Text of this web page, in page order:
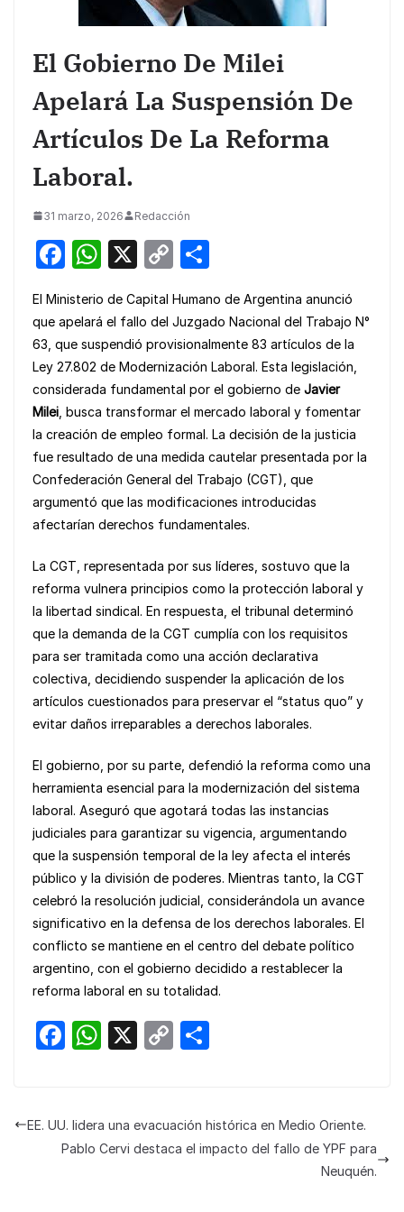
El Gobierno De Milei
Apelará La Suspensión De
Artículos De La Reforma
Laboral.
31 marzo, 2026 Redacción
F
c
e
b
o
o
k
W
at
s
A
p
p
X
C
p
y
Li
n
k
ar
e
El Ministerio de Capital Humano de Argentina anunció
que apelará el fallo del Juzgado Nacional del Trabajo N°
63, que suspendió provisionalmente 83 artículos de la
Ley 27.802 de Modernización Laboral. Esta legislación,
considerada fundamental por el gobierno de Javier
Milei , busca transformar el mercado laboral y fomentar
la creación de empleo formal. La decisión de la justicia
fue resultado de una medida cautelar presentada por la
Confederación General del Trabajo (CGT), que
argumentó que las modificaciones introducidas
afectarían derechos fundamentales.
La CGT, representada por sus líderes, sostuvo que la
reforma vulnera principios como la protección laboral y
la libertad sindical. En respuesta, el tribunal determinó
que la demanda de la CGT cumplía con los requisitos
para ser tramitada como una acción declarativa
colectiva, decidiendo suspender la aplicación de los
artículos cuestionados para preservar el “status quo” y
evitar daños irreparables a derechos laborales.
El gobierno, por su parte, defendió la reforma como una
herramienta esencial para la modernización del sistema
laboral. Aseguró que agotará todas las instancias
judiciales para garantizar su vigencia, argumentando
que la suspensión temporal de la ley afecta el interés
público y la división de poderes. Mientras tanto, la CGT
celebró la resolución judicial, considerándola un avance
significativo en la defensa de los derechos laborales. El
conflicto se mantiene en el centro del debate político
argentino, con el gobierno decidido a restablecer la
reforma laboral en su totalidad.
F
e
b
W
s
A
X
C
y
Li
e
EE. UU. lidera una evacuación histórica en Medio Oriente.
Pablo Cervi destaca el impacto del fallo de YPF para
Neuquén.